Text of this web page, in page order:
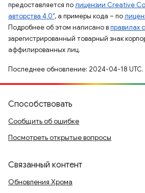
предоставляется полицензии Creative
авторства 4.0", а примеры кода – по
Подробнее об этом написано вправилах
зарегистрированный товарный знак
аффилированных лиц.
Последнее обновление: 2024-04-18 UTC.
Способствовать
Сообщить об ошибке
Посмотреть открытые вопросы
Связанный контент
Обновления Хрома